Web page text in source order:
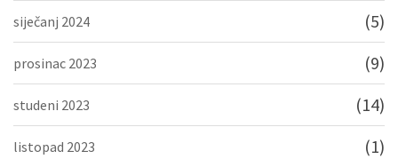
siječanj 2024 (5)
prosinac 2023 (9)
studeni 2023 (14)
listopad 2023 (1)